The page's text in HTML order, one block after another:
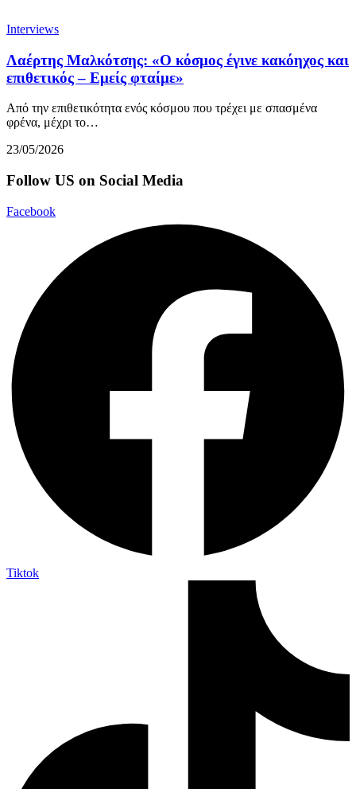
Interviews
Λαέρτης Μαλκότσης: «Ο κόσμος έγινε κακόηχος και
επιθετικός – Εμείς φταίμε»
Από την επιθετικότητα ενός κόσμου που τρέχει με σπασμένα
φρένα, μέχρι το…
23/05/2026
Follow US on Social Media
Facebook
Tiktok